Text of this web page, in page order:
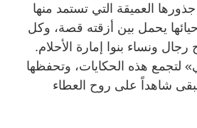
العميقة التي تستمد منها
يحمل بين أزقته قصة، وكل
ونساء بنوا إمارة الأحلام.
لتجمع هذه الحكايات، وتحفظها
شاهداً على روح العطاء